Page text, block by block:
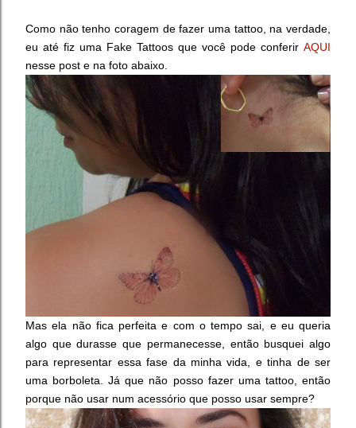
Como não tenho coragem de fazer uma tattoo, na verdade,
eu até fiz uma Fake Tattoos que você pode conferir AQUI
nesse post e na foto abaixo.
Mas ela não fica perfeita e com o tempo sai, e eu queria
algo que durasse que permanecesse, então busquei algo
para representar essa fase da minha vida, e tinha de ser
uma borboleta. Já que não posso fazer uma tattoo, então
porque não usar num acessório que posso usar sempre?